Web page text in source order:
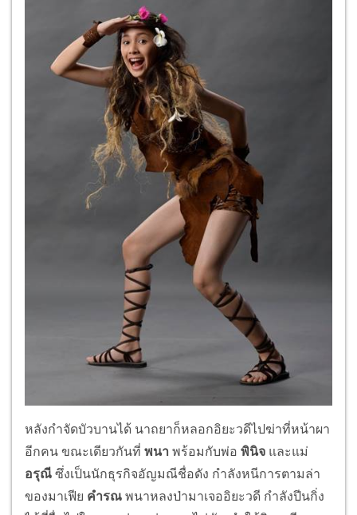
หลังกำจัดบัวบานได้ นาถยาก็หลอกอิยะวดีไปฆ่าที่หน้าผา
อีกคน ขณะเดียวกันที่ พนา พร้อมกับพ่อ พินิจ และแม่
อรุณี ซึ่งเป็นนักธุรกิจอัญมณีชื่อดัง กำลังหนีการตามล่า
ของมาเฟีย คำรณ พนาหลงป่ามาเจออิยะวดี กำลังปีนกิ่ง